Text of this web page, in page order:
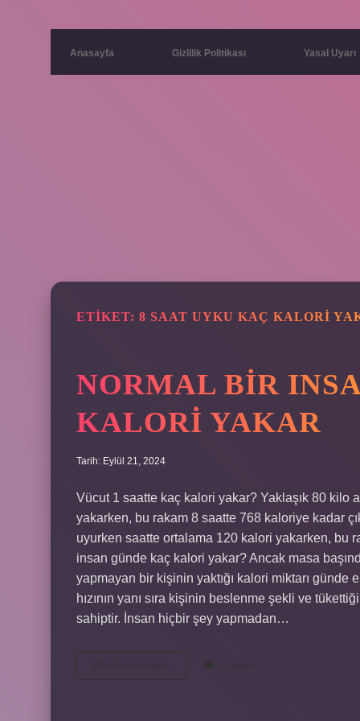
Anasayfa Gizlilik Politikası Yasal Uyarı
ETIKET: 8 SAAT UYKU KAÇ KALORI
NORMAL BIR
KALORI YAKAR
Tarih: Eylül 21, 2024
Vücut 1 saatte kaç kalori yakar? Yaklaşık 80 kilo
yakarken, bu rakam 8 saatte 768 kaloriye kadar
uyurken saatte ortalama 120 kalori yakarken, bu
insan günde kaç kalori yakar? Ancak masa
yapmayan bir kişinin yaktığı kalori miktarı
hızının yanı sıra kişinin beslenme şekli ve
sahiptir. İnsan hiçbir şey yapmadan…